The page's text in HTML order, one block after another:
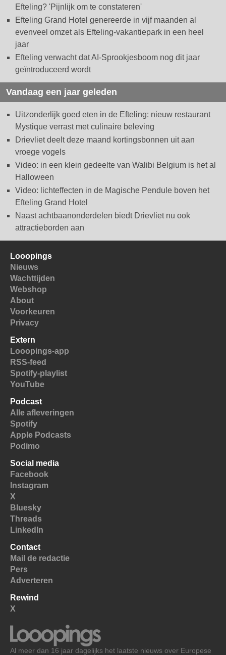
Efteling? 'Pijnlijk om te constateren'
Efteling Grand Hotel genereerde in vijf maanden al
evenveel omzet als Efteling-vakantiepark in een heel
jaar
Efteling verwacht dat AI-Sprookjesboom nog dit jaar
geïntroduceerd wordt
Vandaag een jaar geleden
Uitzonderlijk goed eten in de Efteling: nieuw restaurant
Mystique verrast met culinaire beleving
Drievliet deelt deze maand kortingsbonnen uit aan
vroege vogels
Video: in een klein gedeelte van Walibi Belgium is het al
Halloween
Video: lichteffecten in de Magische Pendule boven het
Efteling Grand Hotel
Naast achtbaanonderdelen biedt Drievliet nu ook
attractieborden aan
Looopings
Nieuws
Wachttijden
Webshop
About
Voorkeuren
Privacy
Extern
Looopings-app
RSS-feed
Spotify-playlist
YouTube
Podcast
Alle afleveringen
Spotify
Apple Podcasts
Podimo
Social media
Facebook
Instagram
X
Bluesky
Threads
LinkedIn
Contact
Mail de redactie
Pers
Adverteren
Rewind
X
Al meer dan 16 jaar dagelijks het laatste nieuws over Europese